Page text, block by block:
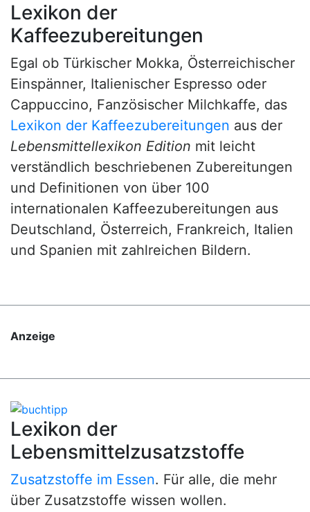
Lexikon der
Kaffeezubereitungen
Egal ob Türkischer Mokka, Österreichischer
Einspänner, Italienischer Espresso oder
Cappuccino, Fanzösischer Milchkaffe, das
Lexikon der Kaffeezubereitungen aus der
Lebensmittellexikon Edition mit leicht
verständlich beschriebenen Zubereitungen
und Definitionen von über 100
internationalen Kaffeezubereitungen aus
Deutschland, Österreich, Frankreich, Italien
und Spanien mit zahlreichen Bildern.
Anzeige
Lexikon der
Lebensmittelzusatzstoffe
Zusatzstoffe im Essen. Für alle, die mehr
über Zusatzstoffe wissen wollen.